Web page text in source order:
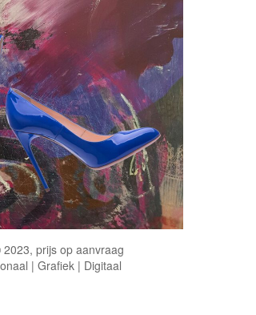
prijs op aanvraag
| Grafiek | Digitaal